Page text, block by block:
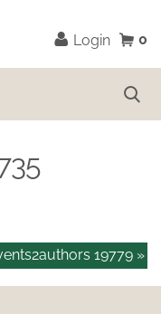
Login 0
19779 »